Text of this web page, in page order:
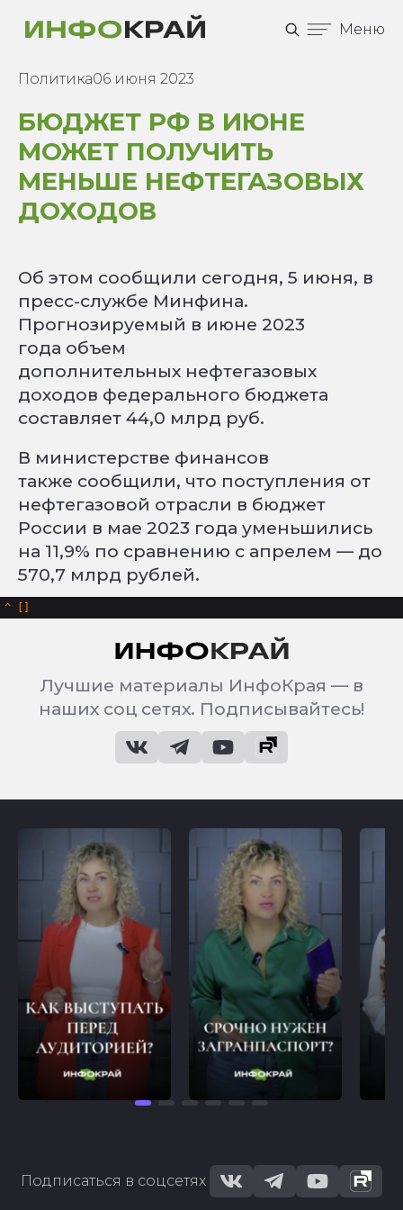
Меню
Политика06 июня 2023
БЮДЖЕТ РФ В ИЮНЕ
МОЖЕТ ПОЛУЧИТЬ
МЕНЬШЕ НЕФТЕГАЗОВЫХ
ДОХОДОВ
Об этом сообщили сегодня, 5 июня, в
пресс-службе Минфина.
Прогнозируемый в июне 2023
года объем
дополнительных нефтегазовых
доходов федерального бюджета
составляет 44,0 млрд руб.
В министерстве финансов
также сообщили, что поступления от
нефтегазовой отрасли в бюджет
России в мае 2023 года уменьшились
на 11,9% по сравнению с апрелем — до
570,7 млрд рублей.
^
Лучшие материалы ИнфоКрая — в
наших соц сетях. Подписывайтесь!
Подписаться в соцсетях